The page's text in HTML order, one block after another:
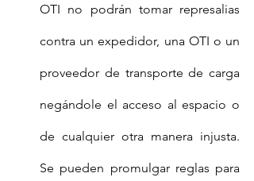
OTI no podrán tomar represalias
contra un expedidor, una OTI o un
proveedor de transporte de carga
negándole el acceso al espacio o
de cualquier otra manera injusta.
Se pueden promulgar reglas para